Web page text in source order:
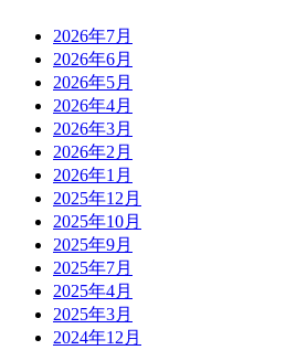
2026年7月
2026年6月
2026年5月
2026年4月
2026年3月
2026年2月
2026年1月
2025年12月
2025年10月
2025年9月
2025年7月
2025年4月
2025年3月
2024年12月